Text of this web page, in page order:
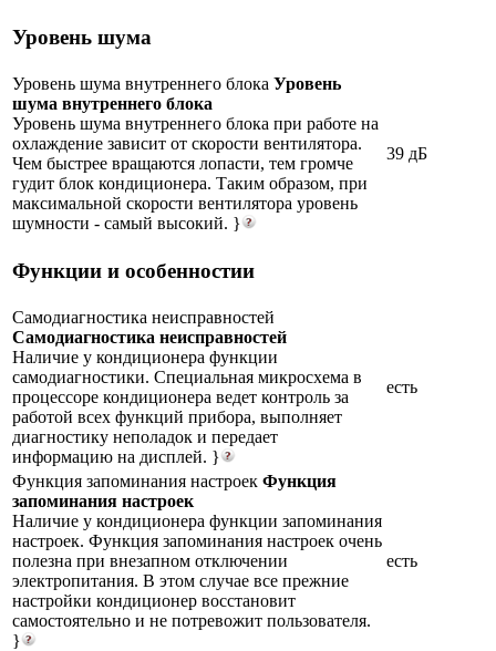
Уровень шума
Уровень шума внутреннего блока Уровень
шума внутреннего блока
Уровень шума внутреннего блока при работе на
охлаждение зависит от скорости вентилятора.
Чем быстрее вращаются лопасти, тем громче
гудит блок кондиционера. Таким образом, при
максимальной скорости вентилятора уровень
шумности - самый высокий. }
39 дБ
Функции и особенностии
Самодиагностика неисправностей
Самодиагностика неисправностей
Наличие у кондиционера функции
самодиагностики. Специальная микросхема в
процессоре кондиционера ведет контроль за
работой всех функций прибора, выполняет
диагностику неполадок и передает
информацию на дисплей. }
есть
Функция запоминания настроек Функция
запоминания настроек
Наличие у кондиционера функции запоминания
настроек. Функция запоминания настроек очень
полезна при внезапном отключении
электропитания. В этом случае все прежние
настройки кондиционер восстановит
самостоятельно и не потревожит пользователя.
}
есть